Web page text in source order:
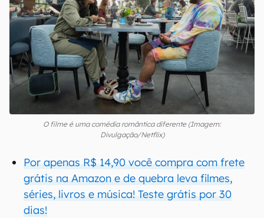
O filme é uma comédia romântica diferente (Imagem:
Divulgação/Netflix)
Por apenas R$ 14,90 você compra com frete
grátis na Amazon e de quebra leva filmes,
séries, livros e música! Teste grátis por 30
dias!